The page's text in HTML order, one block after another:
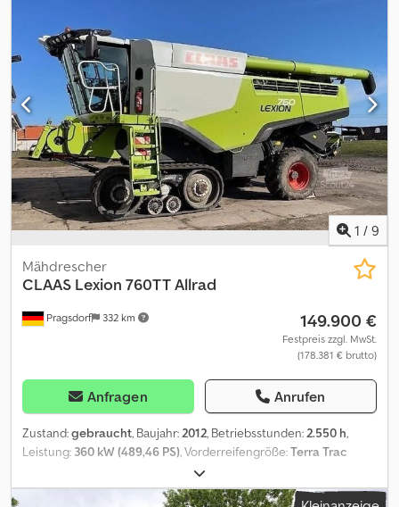
Antrieb, Rundumleuchte, Schüttler, Schneidwerk_____Erstbesitz!,
Schneidwerk Claas Vario 750 mit Rapsmesser links und rechts,
Transportwagen,Lagerort:Kunde Crodpfx Aszdhyljdksf
1 / 9
Pragsdorf 332 km
Mähdrescher
CLAAS Lexion 760TT Allrad
149.900 €
Festpreis zzgl. MwSt.
(178.381 € brutto)
Anfragen Anrufen
Zustand:gebraucht, Baujahr:2012, Betriebsstunden:2.550 h,
Leistung: 360 kW (489,46 PS), Vorderreifengröße:Terra Trac
620/70R26
Ausstattung:Beleuchtung, Kabine, Klimaanlage, Bereifung